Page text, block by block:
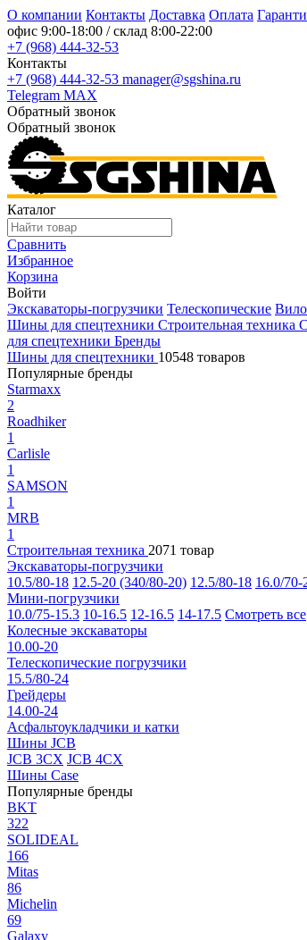
О компании Контакты Доставка Оплата
офис 9:00-18:00 / склад 8:00-22:00
+7 (968) 444-32-53
Контакты
+7 (968) 444-32-53 manager@sgshina.ru
Telegram MAX
Обратный звонок
Обратный звонок
Каталог
Сравнить
Избранное
Корзина
Войти
Экскаваторы-погрузчики Телескопические
Шины для спецтехники Строительная техника
для спецтехники Бренды
Шины для спецтехники 10548 товаров
Популярные бренды
Starmaxx
2
Roadhiker
1
Carlisle
1
SAMSON
1
MRB
1
Строительная техника 2071 товар
Экскаваторы-погрузчики
10.5/80-18 12.5-20 (340/80-20) 12.5/80-18 16.0/70-
Мини-погрузчики
10.0/75-15.3 10-16.5 12-16.5 14-17.5 Смотреть все
Колесные экскаваторы
10.00-20
Телескопические погрузчики
15.5/80-24
Грейдеры
14.00-24
Асфальтоукладчики и катки
Шины JCB
JCB 3CX JCB 4CX
Шины Case
Популярные бренды
BKT
322
SOLIDEAL
166
Mitas
86
Michelin
69
Galaxy